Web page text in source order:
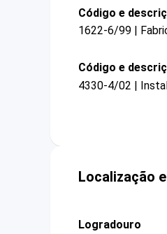
Código e
1622-6/99 |
Código e
4330-4/02 |
Localização
Logradouro